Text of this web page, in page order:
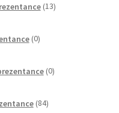
13izdelkov
0izdelkov
0izdelkov
84izdelkov